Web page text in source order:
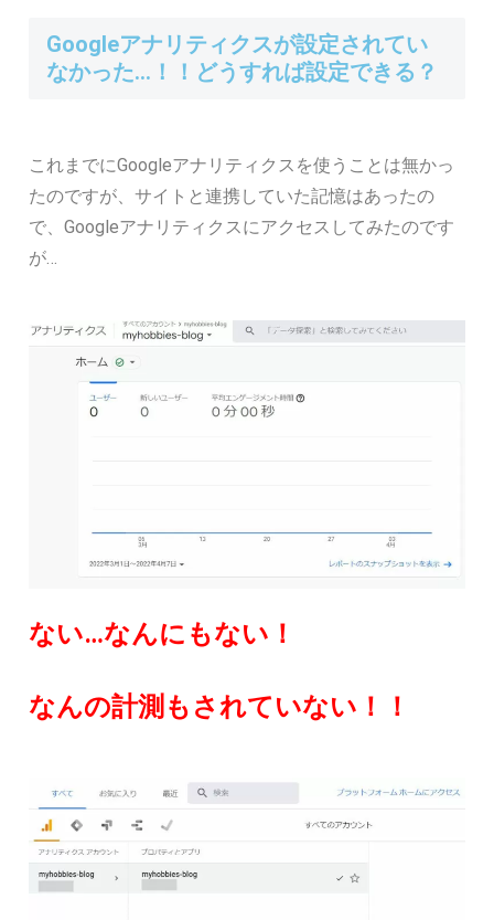
Googleアナリティクスが設定されてい
なかった…！！どうすれば設定できる？
これまでにGoogleアナリティクスを使うことは無かっ
たのですが、サイトと連携していた記憶はあったの
で、Googleアナリティクスにアクセスしてみたのです
が…
ない…なんにもない！
なんの計測もされていない！！